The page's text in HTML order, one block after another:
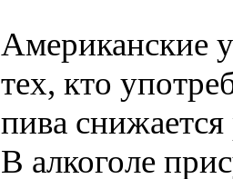
Американские
тех, кто
пива
В алкоголе